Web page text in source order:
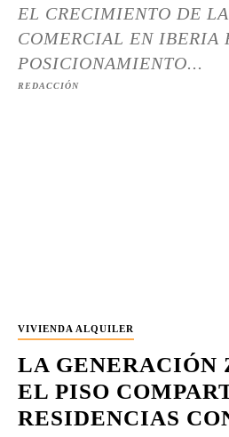
EL CRECIMIENTO DE
COMERCIAL EN IBERIA
POSICIONAMIENTO...
REDACCIÓN
VIVIENDA ALQUILER
LA GENERACIÓN
EL PISO
RESIDENCIAS